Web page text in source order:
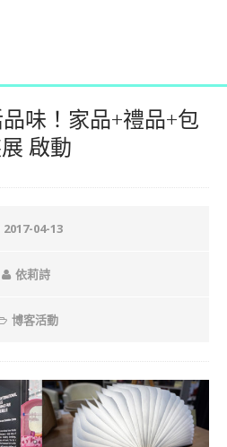
味！家品+禮品+包
啟動
2017-04-13
依莉詩
博客活動